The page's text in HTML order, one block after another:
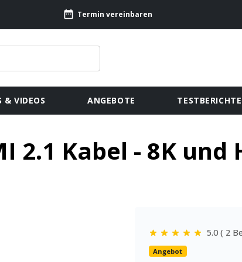
Termin vereinbaren
& VIDEOS ANGEBOTE TESTBERICHTE
2.1 Kabel - 8K und
5.0 ( 2
Angebot